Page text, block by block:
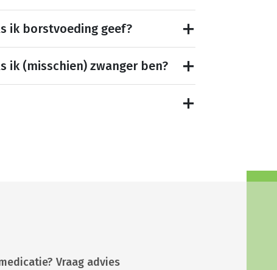
ik borstvoeding geef?
ik (misschien) zwanger ben?
Vraag advies